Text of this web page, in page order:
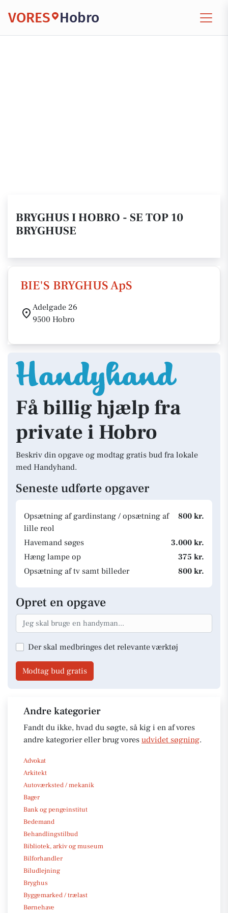
VORES Hobro
BRYGHUS I HOBRO - SE TOP 10
BRYGHUSE
BIE'S BRYGHUS ApS
Adelgade 26
9500 Hobro
Få billig hjælp fra
private i Hobro
Beskriv din opgave og modtag gratis bud fra lokale
med Handyhand.
Seneste udførte opgaver
Opsætning af gardinstang / opsætning af
lille reol
800 kr.
Havemand søges
3.000 kr.
Hæng lampe op
375 kr.
Opsætning af tv samt billeder
800 kr.
Opret en opgave
Der skal medbringes det relevante værktøj
Modtag bud gratis
Andre kategorier
Fandt du ikke, hvad du søgte, så kig i en af vores
andre kategorier eller brug vores udvidet søgning.
Advokat
Arkitekt
Autoværksted / mekanik
Bager
Bank og pengeinstitut
Bedemand
Behandlingstilbud
Bibliotek, arkiv og museum
Bilforhandler
Biludlejning
Bryghus
Byggemarked / trælast
Børnehave